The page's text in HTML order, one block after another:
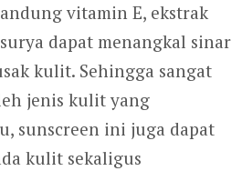
vitamin E, ekstrak
dapat menangkal sinar
kulit. Sehingga sangat
jenis kulit yang
sunscreen ini juga dapat
kulit sekaligus